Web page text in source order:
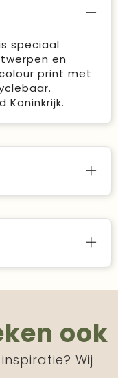
speciaal
en
print met
Koninkrijk.
ook
Wij